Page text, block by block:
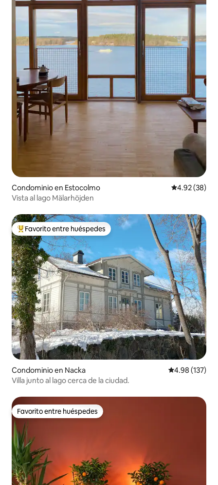
Condominio en Estocolmo Calificación
4.92 (38)
Vista al lago Mälarhöjden
De los mejores en Favorito entre huéspedes
Favorito entre huéspedes
Condominio en Nacka Calificación
4.98 (137)
Villa junto al lago cerca de la ciudad.
Favorito entre huéspedes
Favorito entre huéspedes